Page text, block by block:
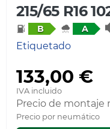
215/65 R16
B A
Etiquetado
133,00 €
IVA incluido
Precio de montaje
Precio por neumático